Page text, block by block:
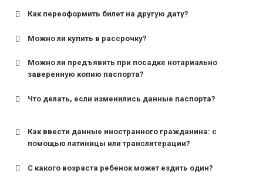
Как переоформить билет на другую дату?
Можно ли купить в рассрочку?
Можно ли предъявить при посадке нотариально
заверенную копию паспорта?
Что делать, если изменились данные паспорта?
Как ввести данные иностранного гражданина: с
помощью латиницы или транслитерации?
С какого возраста ребенок может ездить один?